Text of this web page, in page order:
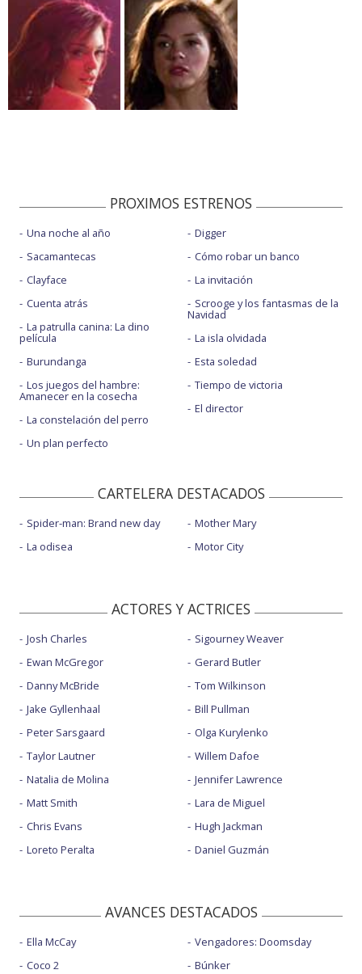
PROXIMOS ESTRENOS
Una noche al año
Sacamantecas
Clayface
Cuenta atrás
La patrulla canina: La dino
película
Burundanga
Los juegos del hambre:
Amanecer en la cosecha
La constelación del perro
Un plan perfecto
Digger
Cómo robar un banco
La invitación
Scrooge y los fantasmas de la
Navidad
La isla olvidada
Esta soledad
Tiempo de victoria
El director
CARTELERA DESTACADOS
Spider-man: Brand new day
La odisea
Mother Mary
Motor City
ACTORES Y ACTRICES
Josh Charles
Ewan McGregor
Danny McBride
Jake Gyllenhaal
Peter Sarsgaard
Taylor Lautner
Natalia de Molina
Matt Smith
Chris Evans
Loreto Peralta
Sigourney Weaver
Gerard Butler
Tom Wilkinson
Bill Pullman
Olga Kurylenko
Willem Dafoe
Jennifer Lawrence
Lara de Miguel
Hugh Jackman
Daniel Guzmán
AVANCES DESTACADOS
Ella McCay
Coco 2
Vengadores: Doomsday
Búnker